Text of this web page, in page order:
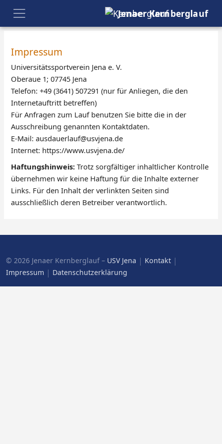
Jenaer Kernberglauf
Impressum
Universitätssportverein Jena e. V.
Oberaue 1; 07745 Jena
Telefon: +49 (3641) 507291 (nur für Anliegen, die den
Internetauftritt betreffen)
Für Anfragen zum Lauf benutzen Sie bitte die in der
Ausschreibung genannten Kontaktdaten.
E-Mail: ausdauerlauf@usvjena.de
Internet: https://www.usvjena.de/
Haftungshinweis:Trotz sorgfältiger inhaltlicher Kontrolle
übernehmen wir keine Haftung für die Inhalte externer
Links. Für den Inhalt der verlinkten Seiten sind
ausschließlich deren Betreiber verantwortlich.
© 2026 Jenaer Kernberglauf – USV Jena | Kontakt |
Impressum | Datenschutzerklärung